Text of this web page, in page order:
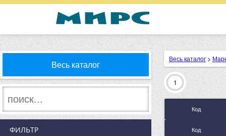
Весь каталог
ФИЛЬТР
Весь каталог >
1
Код
Код